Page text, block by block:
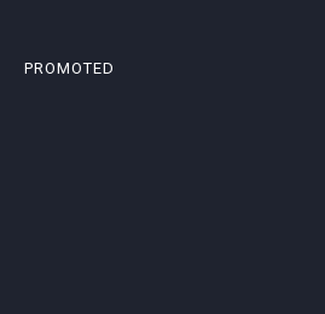
PROMOTED